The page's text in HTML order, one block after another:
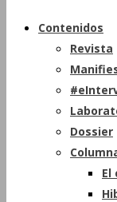
Contenidos
Revista
Dossier
El